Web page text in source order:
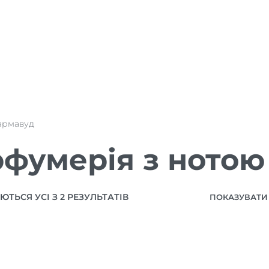
з
УСІ З 2 РЕЗУЛЬТАТІВ ПОКАЗУВАТИ